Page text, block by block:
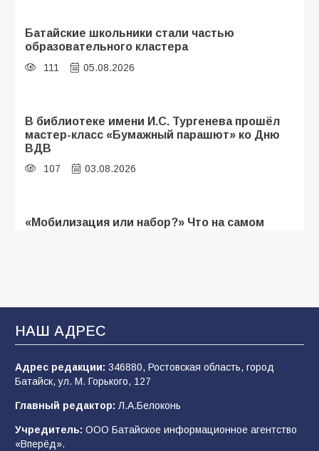
Батайские школьники стали частью
образовательного кластера
111 05.08.2026
В библиотеке имени И.С. Тургенева прошёл
мастер-класс «Бумажный парашют» ко Дню
ВДВ
107 03.08.2026
«Мобилизация или набор?» Что на самом
В Батайске продолжаются дорожные работы
101 04.08.2026
Будет ли мобилизация в России в 2026 году
после выборов: в Госдуме дали ответ
99 06.08.2026
НАШ АДРЕС
Адрес редакции: 346880, Ростовская область, город
Батайск, ул. М. Горького, 127
Главный редактор: Л.А.Белоконь
Учредитель: ООО Батайское информационное агентство
«Вперёд».